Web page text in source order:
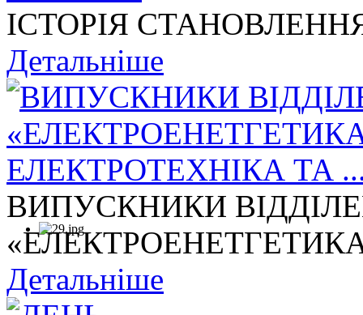
ІСТОРІЯ
Детальніше
ВИПУСКНИКИ
Детальніше